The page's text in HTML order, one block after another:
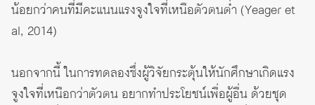
น้อยกว่าคนที่มีคะแนนแรงจูงใจที่เหนือตัวตนต่ำ (Yeager et
al, 2014)
นอกจากนี้ ในการทดลองซึ่งผู้วิจัยกระตุ้นให้นักศึกษาเกิดแรง
จูงใจที่เหนือกว่าตัวตน อยากทำประโยชน์เพื่อผู้อื่น ด้วยชุด